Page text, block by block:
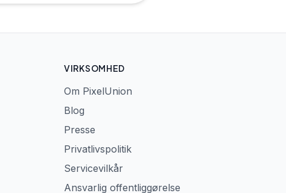
VIRKSOMHED
Om PixelUnion
Blog
Presse
Privatlivspolitik
Servicevilkår
Ansvarlig offentliggørelse